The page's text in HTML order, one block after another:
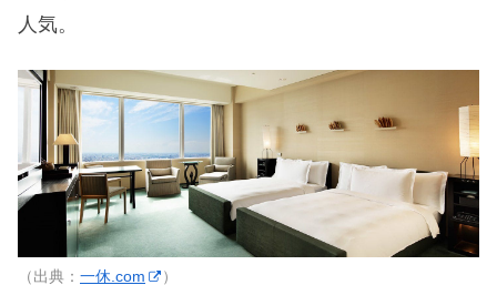
人気。
（出典： 一休.com ）